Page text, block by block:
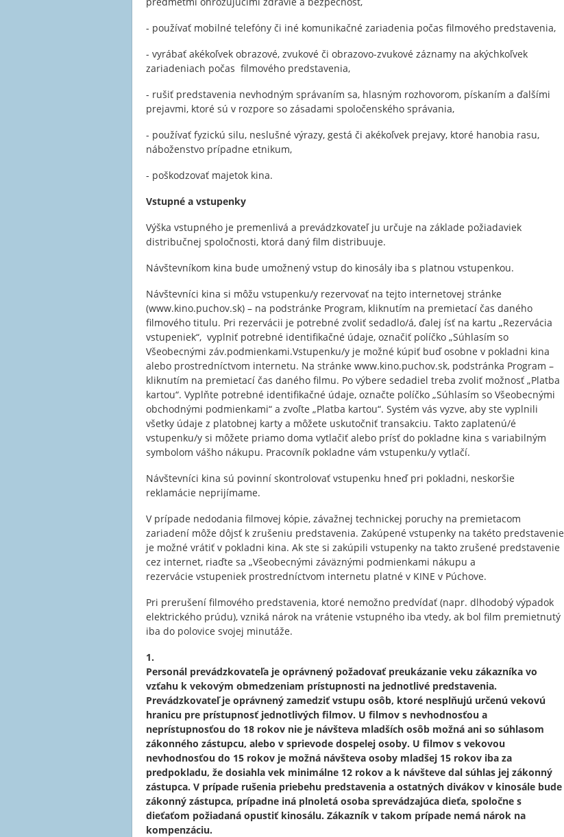
- používať mobilné telefóny či iné komunikačné zariadenia počas filmového predstavenia,
- vyrábať akékoľvek obrazové, zvukové či obrazovo-zvukové záznamy na akýchkoľvek
zariadeniach počas filmového predstavenia,
- rušiť predstavenia nevhodným správaním sa, hlasným rozhovorom, pískaním a ďalšími
prejavmi, ktoré sú v rozpore so zásadami spoločenského správania,
- používať fyzickú silu, neslušné výrazy, gestá či akékoľvek prejavy, ktoré hanobia rasu,
náboženstvo prípadne etnikum,
- poškodzovať majetok kina.
Vstupné a vstupenky
Výška vstupného je premenlivá a prevádzkovateľ ju určuje na základe požiadaviek
distribučnej spoločnosti, ktorá daný film distribuuje.
Návštevníkom kina bude umožnený vstup do kinosály iba s platnou vstupenkou.
Návštevníci kina si môžu vstupenku/y rezervovať na tejto internetovej stránke
(www.kino.puchov.sk) – na podstránke Program, kliknutím na premietací čas daného
filmového titulu. Pri rezervácii je potrebné zvoliť sedadlo/á, ďalej ísť na kartu „Rezervácia
vstupeniek“, vyplniť potrebné identifikačné údaje, označiť políčko „Súhlasím so
Všeobecnými záv.podmienkami.Vstupenku/y je možné kúpiť buď osobne v pokladni kina
alebo prostredníctvom internetu. Na stránke www.kino.puchov.sk, podstránka Program –
kliknutím na premietací čas daného filmu. Po výbere sedadiel treba zvoliť možnosť „Platba
kartou“. Vyplňte potrebné identifikačné údaje, označte políčko „Súhlasím so Všeobecnými
obchodnými podmienkami“ a zvoľte „Platba kartou“. Systém vás vyzve, aby ste vyplnili
všetky údaje z platobnej karty a môžete uskutočniť transakciu. Takto zaplatenú/é
vstupenku/y si môžete priamo doma vytlačiť alebo prísť do pokladne kina s variabilným
symbolom vášho nákupu. Pracovník pokladne vám vstupenku/y vytlačí.
Návštevníci kina sú povinní skontrolovať vstupenku hneď pri pokladni, neskoršie
reklamácie neprijímame.
V prípade nedodania filmovej kópie, závažnej technickej poruchy na premietacom
zariadení môže dôjsť k zrušeniu predstavenia. Zakúpené vstupenky na takéto predstavenie
je možné vrátiť v pokladni kina. Ak ste si zakúpili vstupenky na takto zrušené predstavenie
cez internet, riaďte sa „Všeobecnými záväznými podmienkami nákupu a
rezervácie vstupeniek prostredníctvom internetu platné v KINE v Púchove.
Pri prerušení filmového predstavenia, ktoré nemožno predvídať (napr. dlhodobý výpadok
elektrického prúdu), vzniká nárok na vrátenie vstupného iba vtedy, ak bol film premietnutý
iba do polovice svojej minutáže.
1.
Personál prevádzkovateľa je oprávnený požadovať preukázanie veku zákazníka vo
vzťahu k vekovým obmedzeniam prístupnosti na jednotlivé predstavenia.
Prevádzkovateľ je oprávnený zamedziť vstupu osôb, ktoré nesplňujú určenú vekovú
hranicu pre prístupnosť jednotlivých filmov. U filmov s nevhodnosťou a
neprístupnosťou do 18 rokov nie je návšteva mladších osôb možná ani so súhlasom
zákonného zástupcu, alebo v sprievode dospelej osoby. U filmov s vekovou
nevhodnosťou do 15 rokov je možná návšteva osoby mladšej 15 rokov iba za
predpokladu, že dosiahla vek minimálne 12 rokov a k návšteve dal súhlas jej zákonný
zástupca. V prípade rušenia priebehu predstavenia a ostatných divákov v kinosále bude
zákonný zástupca, prípadne iná plnoletá osoba sprevádzajúca dieťa, spoločne s
dieťaťom požiadaná opustiť kinosálu. Zákazník v takom prípade nemá nárok na
kompenzáciu.